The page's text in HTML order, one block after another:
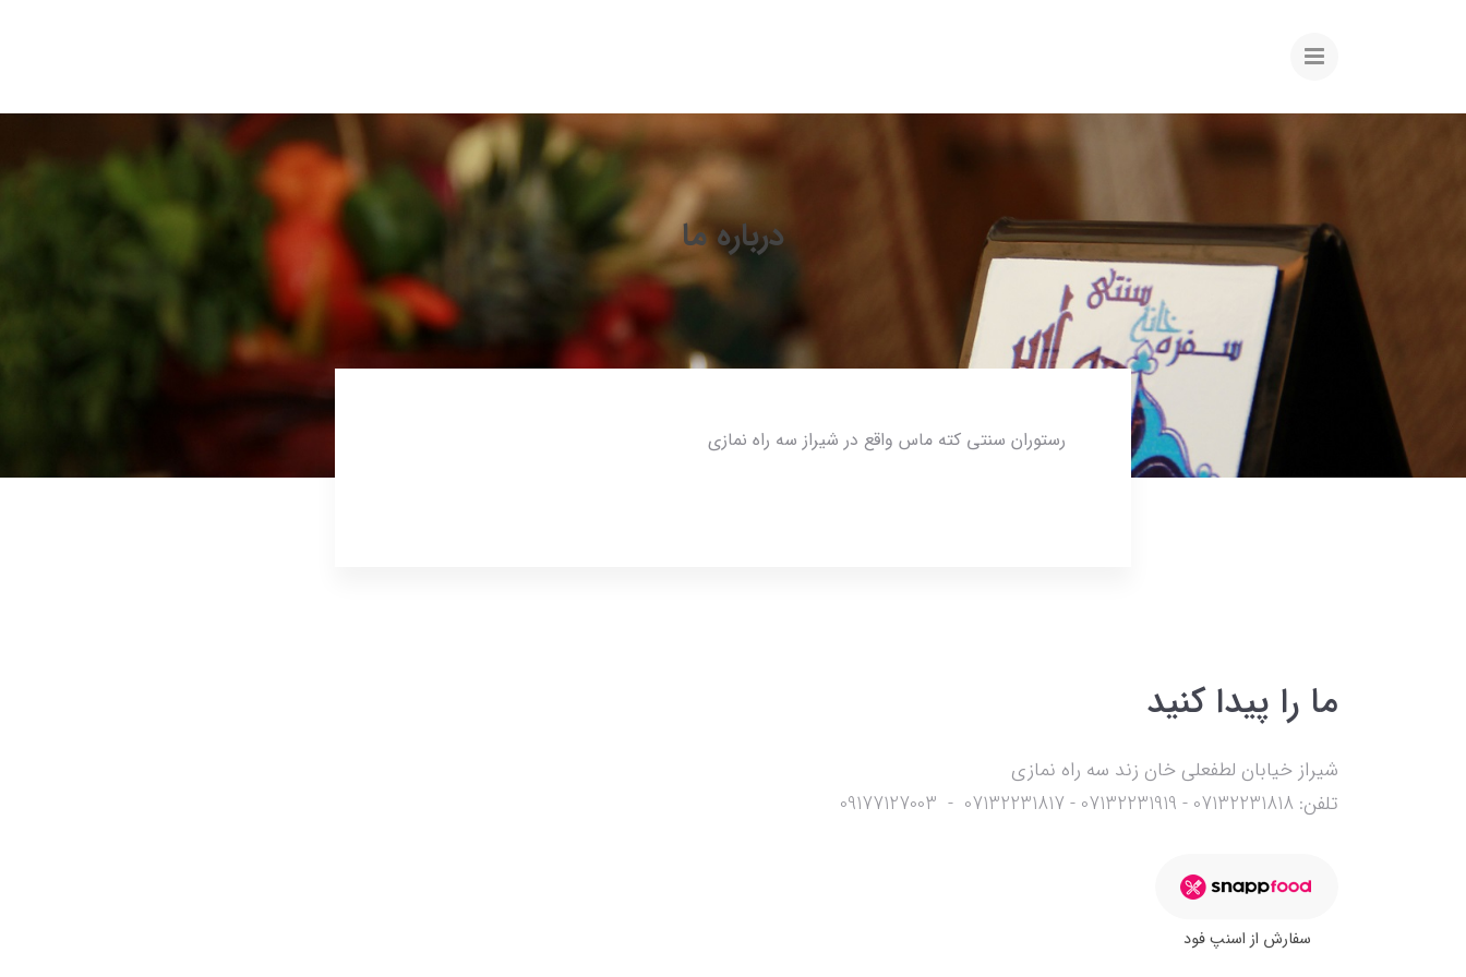
درباره ما
رستوران سنتی کته ماس واقع در شیراز سه راه نمازی
ما را پیدا کنید
شیراز خیابان لطفعلی خان زند سه راه نمازی
تلفن: 07132231818 - 07132231919 - 07132231817 - 09177127003
سفارش از اسنپ فود